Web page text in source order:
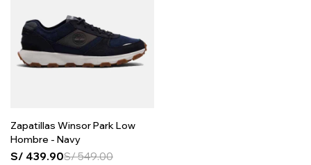
Zapatillas Winsor Park Low
Hombre - Navy
S/ 439.90S/549.00